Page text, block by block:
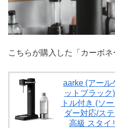
こちらが購入した「カーボネ
aarke (アール
ットブラッ
トル付き (ソ
ダー対応/ス
高級 スタイ